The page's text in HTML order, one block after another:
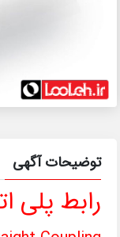
توضیحات آگهی
رابط پلی